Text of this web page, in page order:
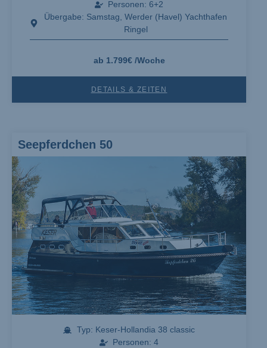
Personen: 6+2
Übergabe: Samstag, Werder (Havel) Yachthafen
Ringel
ab 1.799€ /Woche
DETAILS & ZEITEN
Seepferdchen 50
Typ: Keser-Hollandia 38 classic
Personen: 4